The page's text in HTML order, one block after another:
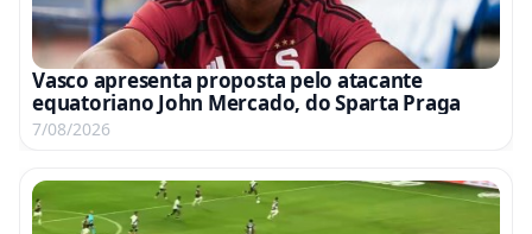
Vasco apresenta proposta pelo atacante
equatoriano John Mercado, do Sparta Praga
7/08/2026